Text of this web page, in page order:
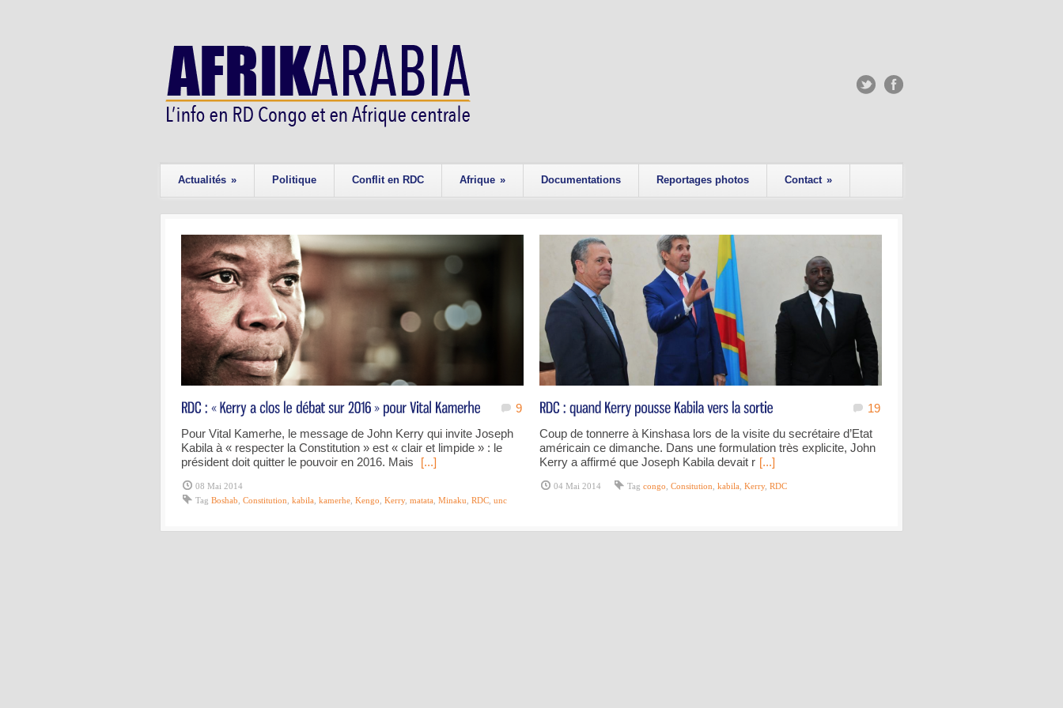
Actualités » Politique Conflit en RDC Afrique » Documentations Reportages photos Contact »
9
Pour Vital Kamerhe, le message de John Kerry qui invite Joseph
Kabila à « respecter la Constitution » est « clair et limpide » : le
président doit quitter le pouvoir en 2016. Mais
[...]
08 Mai 2014
Tag Boshab Constitution kabila kamerhe Kengo Kerry, matata Minaku RDC unc
19
Coup de tonnerre à Kinshasa lors de la visite du secrétaire d’Etat
américain ce dimanche. Dans une formulation très explicite, John
Kerry a affirmé que Joseph Kabila devait r [...]
04 Mai 2014 Tag congo Consitution kabila Kerry, RDC